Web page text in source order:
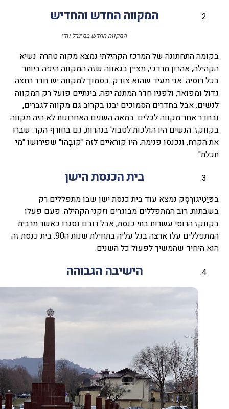
המקווה החדש והחדיש
המקווה החדש במינרל וודי
בקומה התחתונה של המרכז הקהילתי נמצא מקוה טהרה. נשיא
הקהילה, אהרון מרדכי, מציין בגאווה שזה המקווה היפה ביותר
בכל רוסיה. אני מעיד שהוא צודק. בסמוך למקווה יש חדר רחצה
גדול ומפואר, ולפניו חדר המתנה יפה. בינתיים פועל רק המקווה
לנשים. אבל בחדרים הסמוכים יבנו בקרוב גם מקווה לגברים,
ובחדר אחר מקווה לכלים. במאה השנים האחרונות לא היה מקווה
בקווקז. הנשים היו הולכות לטבול בנהרות, גם בחורף הקר. שברו
את הקרח, ונכנסו פנימה. היו קוראיים לזה "קוֹבָהוֹ" שפירושו "מי
תכלת".
בית הכנסת הישן
בפִּיֵטִיגוֹרְסְק נמצא עוד בית כנסת ישן שבו מתפללים רק
בשבתות. רוב המתפללים מבוגרים וזקני הקהילה. פעם פעלו
בקווקז הרוסי עשרות בתי כנסת, אבל רובם נסגרו כאשר מרבית
המתפללים עלו ארצה בגל עליה בתחילת שנות ה90. בית כנסת זה
הוא היחיד שהמשיך לפעול כל השנים.
הישיבה הגבוהה